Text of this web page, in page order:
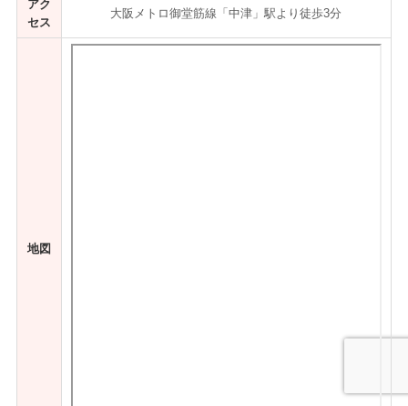
アク
セス
大阪メトロ御堂筋線「中津」駅より徒歩3分
地図